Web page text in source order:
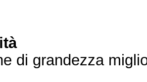
di grandezza